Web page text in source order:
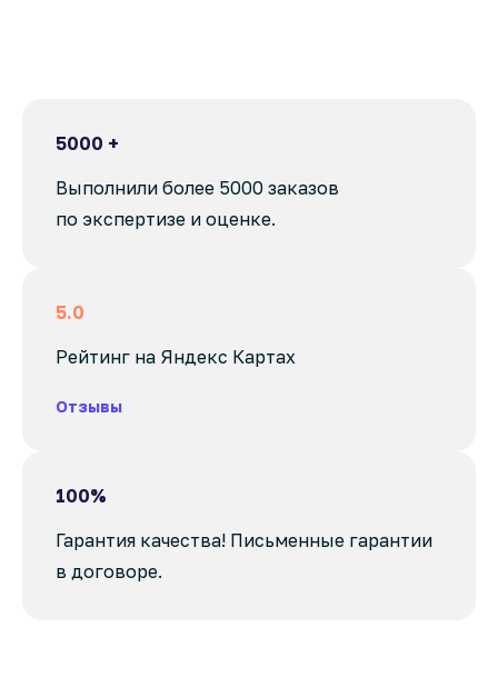
5000 +
Выполнили более 5000 заказов
по экспертизе и оценке.
5.0
Рейтинг на Яндекс Картах
Отзывы
100%
Гарантия качества! Письменные гарантии
в договоре.